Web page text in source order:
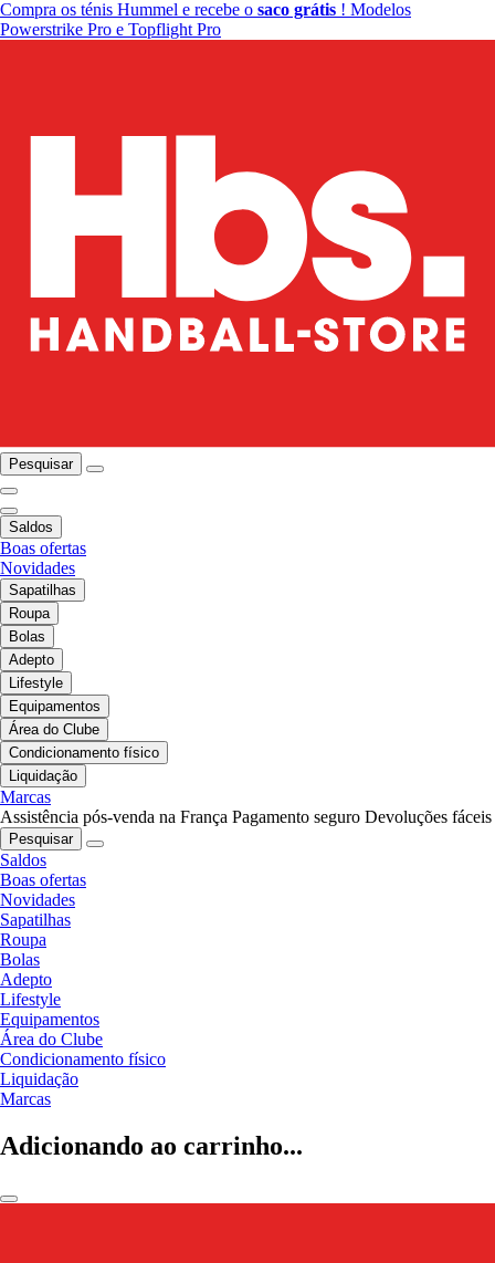
Compra os ténis Hummel e recebe o saco grátis ! Modelos
Powerstrike Pro e Topflight Pro
Pesquisar
Saldos
Boas ofertas
Novidades
Sapatilhas
Roupa
Bolas
Adepto
Lifestyle
Equipamentos
Área do Clube
Condicionamento físico
Liquidação
Marcas
Assistência pós-venda na França Pagamento seguro Devoluções fáceis
Pesquisar
Saldos
Boas ofertas
Novidades
Sapatilhas
Roupa
Bolas
Adepto
Lifestyle
Equipamentos
Área do Clube
Condicionamento físico
Liquidação
Marcas
Adicionando ao carrinho...